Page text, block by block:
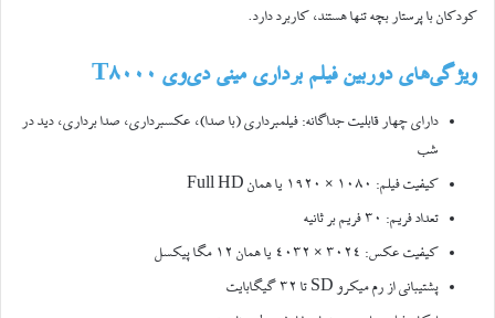
کودکان با پرستار بچه تنها هستند، کاربرد دارد.
ویژگی‌های دوربین فیلم برداری مینی دی‌وی T8000
دارای چهار قابلیت جداگانه: فیلمبرداری (با صدا)، عکسبرداری، صدا برداری، دید در
شب
کیفیت فیلم: ۱۰۸۰ × ۱۹۲۰ یا همان Full HD
تعداد فریم: ۳۰ فریم بر ثانیه
کیفیت عکس: ۳۰۲۴ × ۴۰۳۲ یا همان ۱۲ مگا پیکسل
پشتیبانی از رم میکرو SD تا ۳۲ گیگابایت